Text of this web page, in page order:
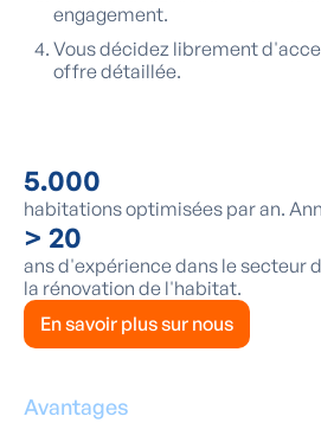
engagement.
Vous décidez librement
offre détaillée.
5.000
habitations optimisées par an.
> 20
ans d'expérience dans le secteur
la rénovation de l'habitat.
En savoir plus sur nous
Avantages